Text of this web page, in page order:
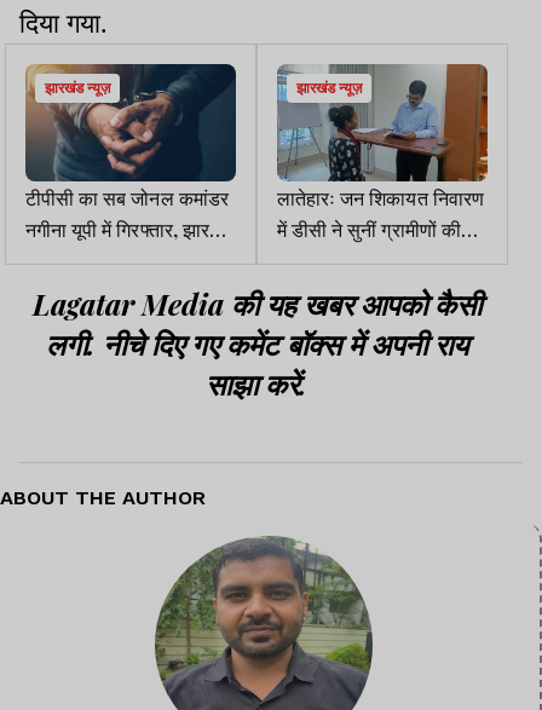
दिया गया.
झारखंड न्यूज़
टीपीसी का सब जोनल कमांडर
नगीना यूपी में गिरफ्तार, झारखंड
पुलिस को दी गई जानकारी
झारखंड न्यूज़
लातेहारः जन शिकायत निवारण
में डीसी ने सुनीं ग्रामीणों की
फरियाद
Lagatar Media की यह खबर आपको कैसी
लगी. नीचे दिए गए कमेंट बॉक्स में अपनी राय
साझा करें.
ABOUT THE AUTHOR